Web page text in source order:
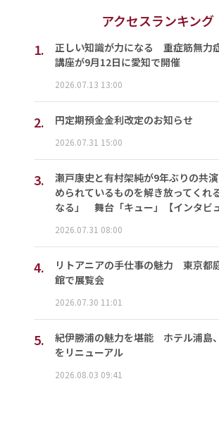
アクセスランキング
1.
正しい知識が力になる 重症筋無力
講座が9月12日に愛知で開催
2026.07.13 13:00
2. 円定期預金金利改定のお知らせ
2026.07.31 15:00
3.
瀬戸康史と有村架純が9年ぶりの共
められているものを解き放ってくれ
なる」 舞台「キュー」【インタビュ
2026.07.31 08:00
4.
リトアニアの手仕事の魅力 東京都
館で展覧会
2026.07.30 11:01
5.
紀伊勝浦の魅力を堪能 ホテル浦島
をリニューアル
2026.08.03 09:41